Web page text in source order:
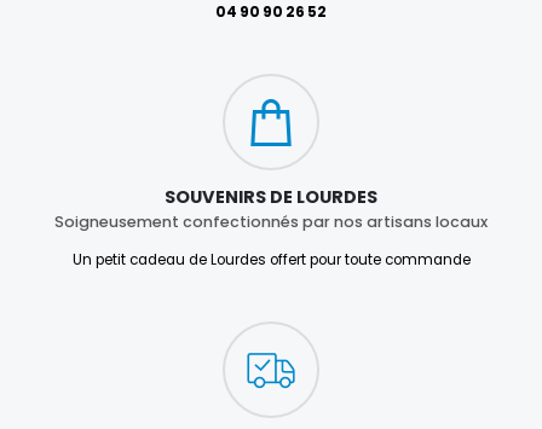
04 90 90 26 52
SOUVENIRS DE LOURDES
Soigneusement confectionnés par nos artisans locaux
Un petit cadeau de Lourdes offert pour toute commande